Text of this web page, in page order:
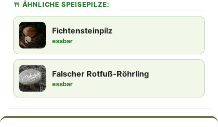
🍴 ÄHNLICHE SPEISEPILZE:
Fichtensteinpilz
essbar
Falscher Rotfuß-Röhrling
essbar